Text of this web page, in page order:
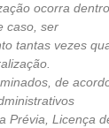
ocorra
caso, ser
tantas vezes
de
Prévia, Licença